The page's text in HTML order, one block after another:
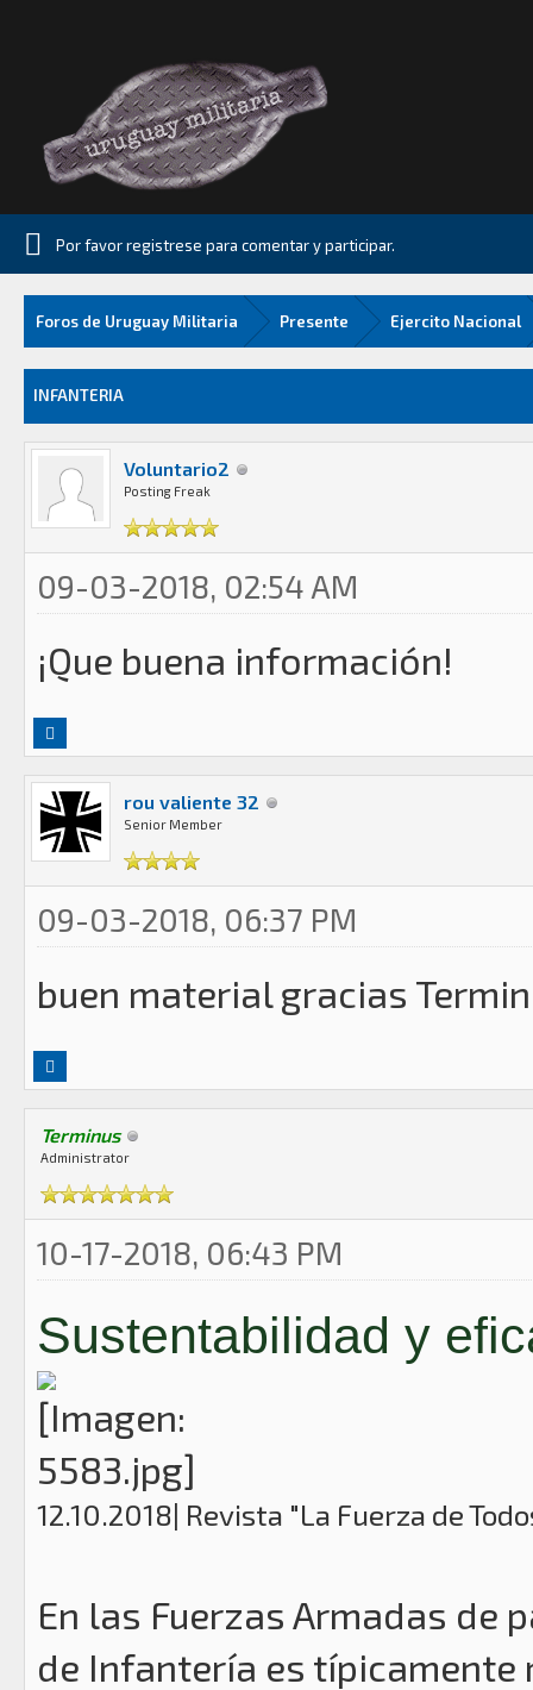
Por favor registrese para comentar y participar.
Foros de Uruguay Militaria Presente Ejercito Nacional
MediaINFANTERIA
Voluntario2
Posting Freak
09-03-2018, 02:54 AM
¡Que buena información!
rou valiente 32
Senior Member
09-03-2018, 06:37 PM
buen material gracias
Terminus
Administrator
10-17-2018, 06:43 PM
Sustentabilidad y
12.10.2018| Revista "La Fuerza de
En las Fuerzas Armadas de
de Infantería es típicamente